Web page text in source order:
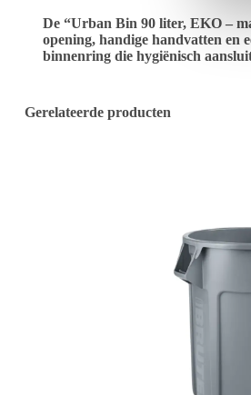
g
s
s
De “Urban Bin 90 liter, EKO –
opening, handige handvatten en
binnenring die hygiënisch
Gerelateerde producten